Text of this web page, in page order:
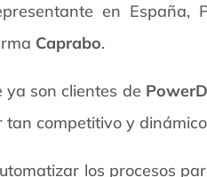
en España,
Caprabo.
ya son clientes de
competitivo y
los procesos